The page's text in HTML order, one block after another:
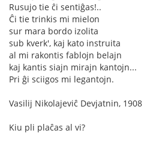
Rusujo tie ĉi sentiĝas!..
Ĉi tie trinkis mi mielon
sur mara bordo izolita
sub kverk', kaj kato instruita
al mi rakontis fablojn belajn
kaj kantis siajn mirajn kantojn...
Pri ĝi sciigos mi legantojn.
Vasilij Nikolajeviĉ Devjatnin, 1908
Kiu pli plaĉas al vi?